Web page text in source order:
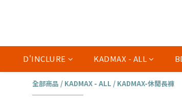
D'INCLURE KADMAX - ALL
全部商品 / KADMAX - ALL / KADMAX-休閒長褲